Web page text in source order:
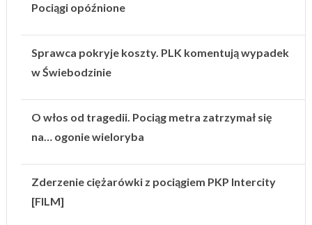
Pociągi opóźnione
Sprawca pokryje koszty. PLK komentują wypadek
w Świebodzinie
O włos od tragedii. Pociąg metra zatrzymał się
na… ogonie wieloryba
Zderzenie ciężarówki z pociągiem PKP Intercity
[FILM]